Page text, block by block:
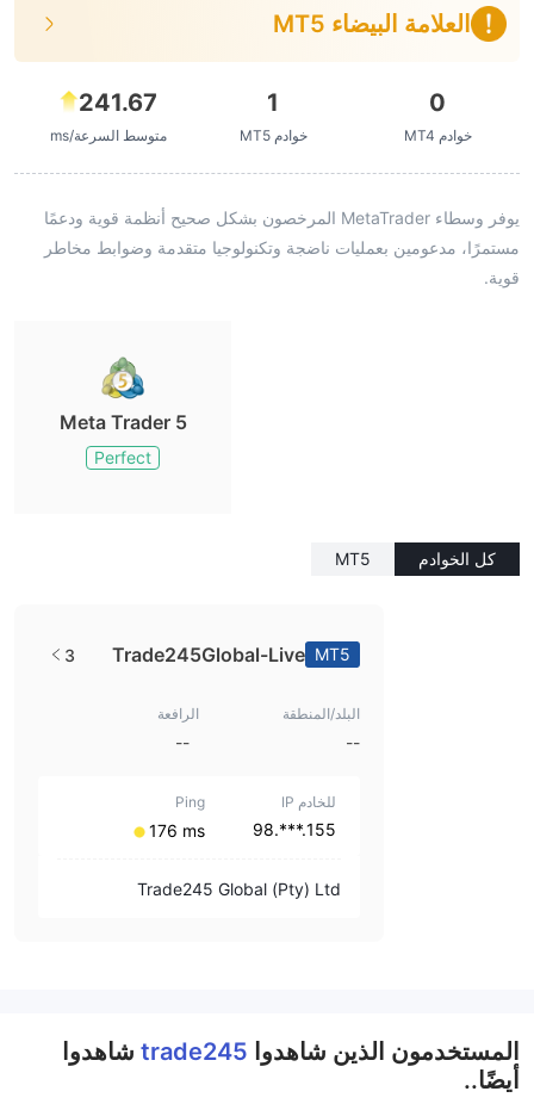
العلامة البيضاء MT5
0
خوادم MT4
1
خوادم MT5
241.67
متوسط السرعة/ms
يوفر وسطاء MetaTrader المرخصون بشكل صحيح أنظمة قوية ودعمًا
مستمرًا، مدعومين بعمليات ناضجة وتكنولوجيا متقدمة وضوابط مخاطر
قوية.
Meta Trader 5
Perfect
كل الخوادم MT5
MT5
Trade245Global-Live
3
البلد/المنطقة
--
الرافعة
--
للخادم IP
155.***.98
Ping
⁦176 ms⁩
Trade245 Global (Pty) Ltd
المستخدمون الذين شاهدوا trade245 شاهدوا
أيضًا..